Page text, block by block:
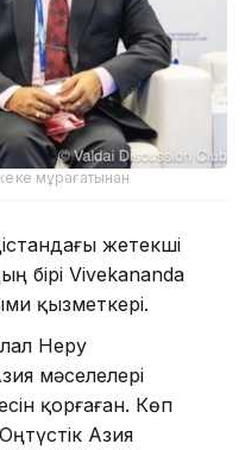
мұрағатынан
жетекші
бірі Vivekananda
қызметкері.
Неру
мәселелері
қорғаған. Көп
Азия